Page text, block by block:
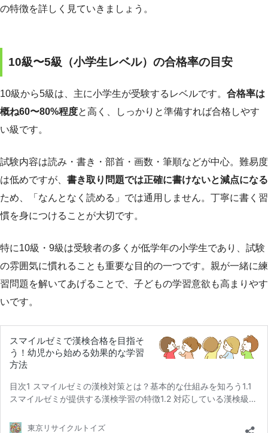
の特徴を詳しく見ていきましょう。
10級〜5級（小学生レベル）の合格率の目安
10級から5級は、主に小学生が受験するレベルです。 合格率は
概ね60〜80%程度と高く、しっかりと準備すれば合格しやす
い級です。
試験内容は読み・書き・部首・画数・筆順などが中心。難易度
は低めですが、 書き取り問題では正確に書けないと減点になる
ため、「なんとなく読める」では通用しません。丁寧に書く習
慣を身につけることが大切です。
特に10級・9級は受験者の多くが低学年の小学生であり、試験
の雰囲気に慣れることも重要な目的の一つです。親が一緒に練
習問題を解いてあげることで、子どもの学習意欲も高まりやす
いです。